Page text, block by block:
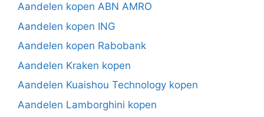
Aandelen kopen ABN AMRO
Aandelen kopen ING
Aandelen kopen Rabobank
Aandelen Kraken kopen
Aandelen Kuaishou Technology kopen
Aandelen Lamborghini kopen